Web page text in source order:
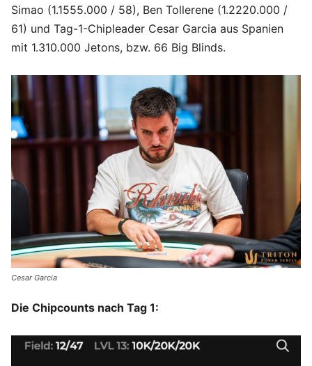
Simao (1.1555.000 / 58), Ben Tollerene (1.2220.000 /
61) und Tag-1-Chipleader Cesar Garcia aus Spanien
mit 1.310.000 Jetons, bzw. 66 Big Blinds.
Cesar Garcia
Die Chipcounts nach Tag 1: